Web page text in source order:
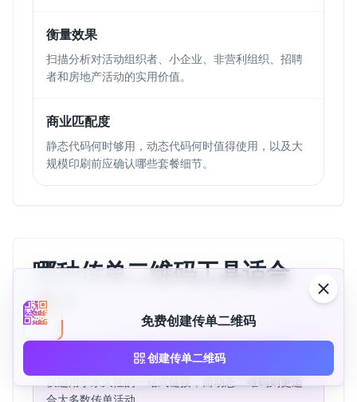
衡量效果
扫描分析对活动组织者、小企业、非营利组织、招聘
者和房地产活动的实用价值。
商业匹配度
静态代码何时够用，动态代码何时值得使用，以及大
规模印刷前应确认哪些套餐细节。
哪种传单二维码工具适合
您？
传单是否会加印以及扫描分析是否重要。静态二维码
仅适用于永久性的一站式链接；而动态二维码则更适
免费创建传单二维码
创建传单二维码